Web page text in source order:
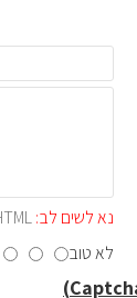
נא לשים לב:
לא טוב